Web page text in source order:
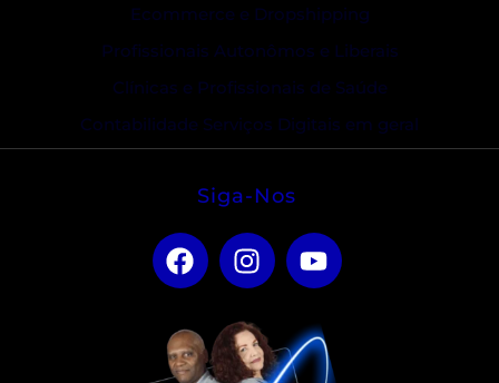
Ecommerce e Dropshipping
Profissionais Autonômos e Liberais
Clínicas e Profissionais de Saúde
Contabilidade Serviços Digitais em geral
Siga-Nos